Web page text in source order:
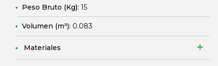
Peso Bruto (Kg): 15
Volumen (m³): 0.083
Materiales